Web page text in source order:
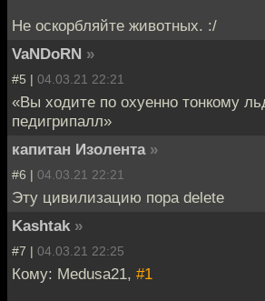
Не оскорбляйте животных. :/
VaNDoRN »
#5 | 04.03.21 22:21
«Вы ходите по охуенно тонкому
педигрипалл»
капитан Изолента »
#6 | 04.03.21 22:21
Эту цивилизацию пора delete
Kashtak »
#7 | 04.03.21 22:25
Кому: Medusa21, #1